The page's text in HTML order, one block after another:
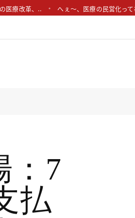
革、.. へぇ〜、医療の民営化って複雑だ..
：7
払